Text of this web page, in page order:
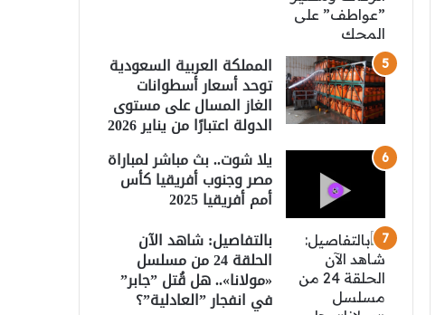
المملكة العربية السعودية
توحد أسعار أسطوانات
الغاز المسال على مستوى
الدولة اعتبارًا من يناير 2026
يلا شوت.. بث مباشر لمباراة
مصر وجنوب أفريقيا كأس
أمم أفريقيا 2025
بالتفاصيل: شاهد الآن
الحلقة 24 من مسلسل
«مولانا».. هل قُتل ”جابر”
في انفجار ”العادلية”؟